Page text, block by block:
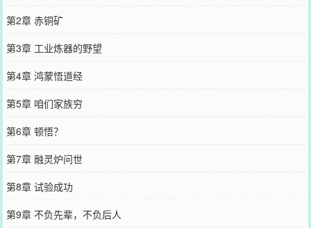
第2章 赤铜矿
第3章 工业炼器的野望
第4章 鸿蒙悟道经
第5章 咱们家族穷
第6章 顿悟？
第7章 融灵炉问世
第8章 试验成功
第9章 不负先辈，不负后人